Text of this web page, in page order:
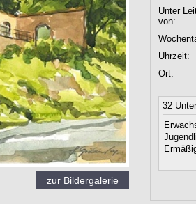
zur Bildergalerie
Unter
von:
Uhrzeit:
Ort:
32